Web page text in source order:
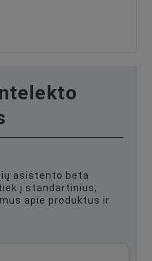
asistento beta
į standartinius,
apie produktus ir